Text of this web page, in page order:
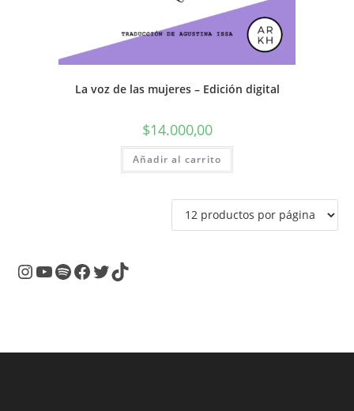
La voz de las mujeres – Edición digital
$14.000,00
Añadir al carrito
Instagram
YouTube
SpotifyFacebook
Twitter
TikTok